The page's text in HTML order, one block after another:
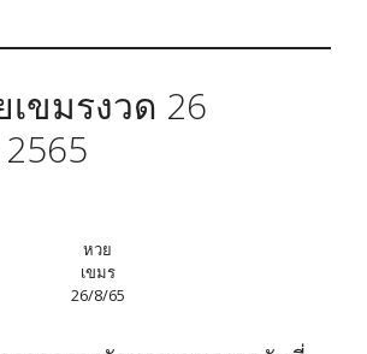
ขมรงวด 26
หวย
เขมร
26/8/65